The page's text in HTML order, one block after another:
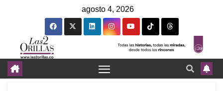
agosto 4, 2026